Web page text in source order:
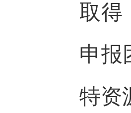
取得
申报
特资